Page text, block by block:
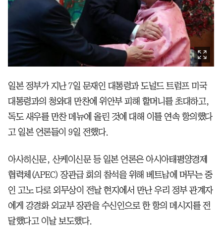
일본 정부가 지난 7일 문재인 대통령과 도널드 트럼프 미국
대통령과의 청와대 만찬에 위안부 피해 할머니를 초대하고,
독도 새우를 만찬 메뉴에 올린 것에 대해 이틀 연속 항의했다
고 일본 언론들이 9일 전했다.
아사히신문, 산케이신문 등 일본 언론은 아시아태평양경제
협력체(APEC) 장관급 회의 참석을 위해 베트남에 머무는 중
인 고노 다로 외무상이 전날 현지에서 만난 우리 정부 관계자
에게 강경화 외교부 장관을 수신인으로 한 항의 메시지를 전
달했다고 이날 보도했다.